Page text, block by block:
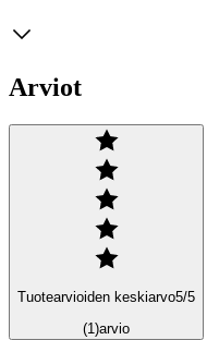
Arviot
Tuotearvioiden keskiarvo5/5
(1)arvio